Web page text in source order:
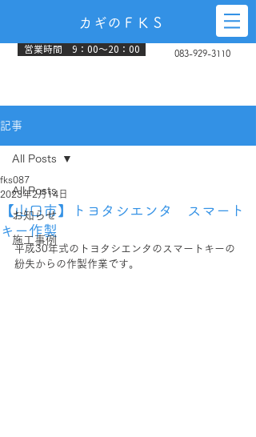
カギのＦＫＳ
営業時間 9：00～20：00 083-929-3110
記事
All Posts
お知らせ
施工事例
All Posts
【山口市】トヨタシエンタ スマート
キー作製
fks087
2023年2月14日
平成30年式のトヨタシエンタのスマートキーの
紛失からの作製作業です。